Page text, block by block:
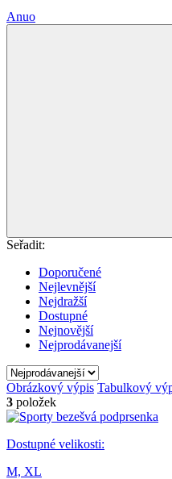
Anuo
Seřadit:
Doporučené
Nejlevnější
Nejdražší
Dostupné
Nejnovější
Nejprodávanejší
Obrázkový výpis Tabulkový
3 položek
Dostupné velikosti:
M, XL